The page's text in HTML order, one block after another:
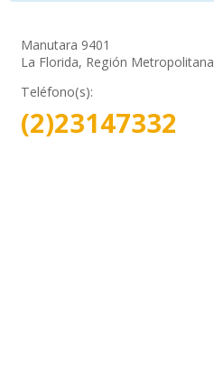
Manutara 9401
La Florida, Región Metropolitana
Teléfono(s):
(2)23147332